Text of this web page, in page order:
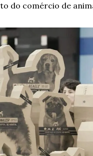
do comércio de